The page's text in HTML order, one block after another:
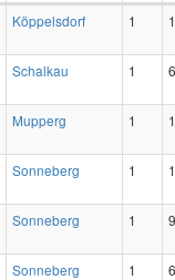
Köppelsdorf 1
Schalkau 1
Mupperg 1
Sonneberg 1
Sonneberg 1
Sonneberg 1